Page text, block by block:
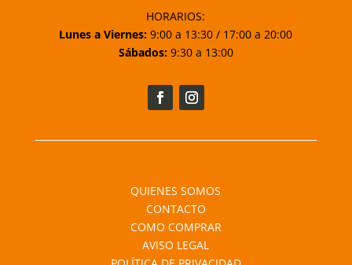
HORARIOS:
Lunes a Viernes: 9:00 a 13:30 / 17:00 a 20:00
Sábados:9:30 a 13:00
QUIENES SOMOS
CONTACTO
COMO COMPRAR
AVISO LEGAL